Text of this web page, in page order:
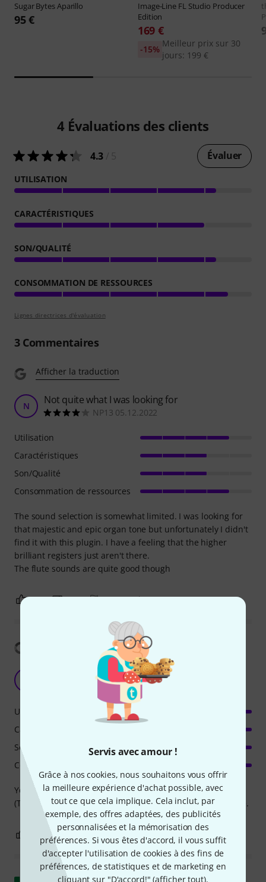
Servis avec amour !
Grâce à nos cookies, nous souhaitons vous offrir
la meilleure expérience d'achat possible, avec
tout ce que cela implique. Cela inclut, par
exemple, des offres adaptées, des publicités
personnalisées et la mémorisation des
préférences. Si vous êtes d'accord, il vous suffit
d'accepter l'utilisation de cookies à des fins de
préférences, de statistiques et de marketing en
cliquant sur "D'accord!" (afficher tout).
Sugar BytesAparillo
95 €
Image-Line FL Studio Producer
Edition
169 €
Meilleur prix sur 30
jours: 199 €
-15%
4 Évaluations des clients
4.3 Évaluer
UTILISATION
CARACTÉRISTIQUES
SON/QUALITÉ
CONSOMMATION DE RESSOURCES
Lignes directrices d'évaluation
3Commentaires
Afficher la traduction
N Not quite what I was looking for
NP13 05.12.2022
The sound selection is somewhat limited. I was looking for
that majestic and epic organ tone but unfortunately I didn't
find it with this plugin. I have a feeling that the higher
brilliant registers just aren't there.
The flute sounds are quite good though
Utilisation
Caractéristiques
Son/Qualité
Consommation de ressources
0 0
Afficher la traduction
Very realistic, beautiful sound:)
Soundcreator 14.03.2018
You can really feel "breath" (gentle flute) and "power"
(TUTTI) of pipe organ. Amazing, majestic sound, great price.
Utilisation
Caractéristiques
Son/Qualité
Consommation de ressources
0